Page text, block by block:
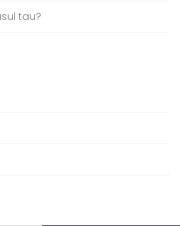
tau?